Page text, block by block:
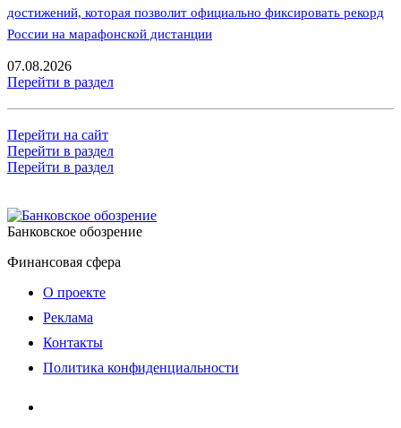
достижений, которая позволит официально фиксировать рекорд
России на марафонской дистанции
07.08.2026
Перейти в раздел
Перейти на сайт
Перейти в раздел
Перейти в раздел
Банковское обозрение
Финансовая сфера
О проекте
Реклама
Контакты
Политика конфиденциальности